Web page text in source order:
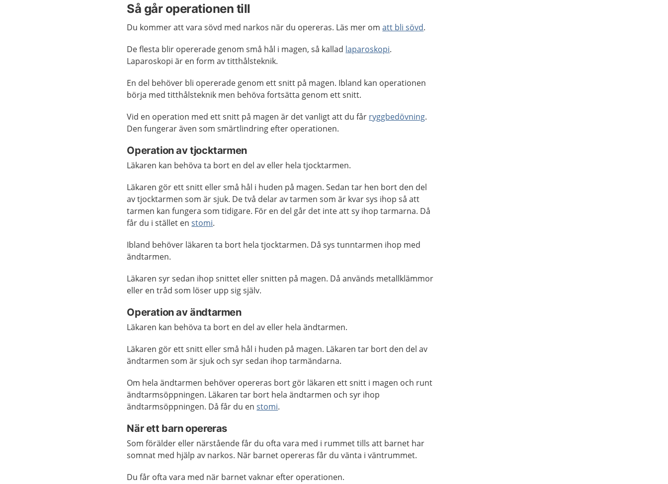
Så går operationen till
Du kommer att vara sövd med narkos när du opereras. Läs mer omatt bli sövd.
De flesta blir opererade genom små hål i magen, så kallad laparoskopi.
Laparoskopi är en form av titthålsteknik.
En del behöver bli opererade genom ett snitt på magen. Ibland kan operationen
börja med titthålsteknik men behöva fortsätta genom ett snitt.
Vid en operation med ett snitt på magen är det vanligt att du får ryggbedövning.
Den fungerar även som smärtlindring efter operationen.
Operation av tjocktarmen
Läkaren kan behöva ta bort en del av eller hela tjocktarmen.
Läkaren gör ett snitt eller små hål i huden på magen. Sedan tar hen bort den del
av tjocktarmen som är sjuk. De två delar av tarmen som är kvar sys ihop så att
tarmen kan fungera som tidigare. För en del går det inte att sy ihop tarmarna. Då
får du i stället enstomi.
Ibland behöver läkaren ta bort hela tjocktarmen. Då sys tunntarmen ihop med
ändtarmen.
Läkaren syr sedan ihop snittet eller snitten på magen. Då används metallklämmor
eller en tråd som löser upp sig själv.
Operation av ändtarmen
Läkaren kan behöva ta bort en del av eller hela ändtarmen.
Läkaren gör ett snitt eller små hål i huden på magen. Läkaren tar bort den del av
ändtarmen som är sjuk och syr sedan ihop tarmändarna.
Om hela ändtarmen behöver opereras bort gör läkaren ett snitt i magen och runt
ändtarmsöppningen. Läkaren tar bort hela ändtarmen och syr ihop
ändtarmsöppningen. Då får du enstomi.
När ett barn opereras
Som förälder eller närstående får du ofta vara med i rummet tills att barnet har
somnat med hjälp av narkos. När barnet opereras får du vänta i väntrummet.
Du får ofta vara med när barnet vaknar efter operationen.